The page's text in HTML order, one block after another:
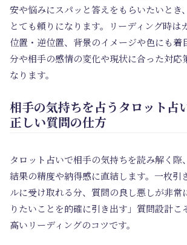
安や悩みにスパッと答えをもらいたいとき
とても頼りになります。リーディング時は
位置・逆位置、背景のイメージや色にも着
分や相手の感情の変化や現状に合った対応
なります。
相手の気持ちを占うタロット占
正しい質問の仕方
タロット占いで相手の気持ちを読み解く際
結果の精度や納得感に直結します。一枚引
ルに受け取れる分、質問の良し悪しが非常
りたいことを的確に引き出す」質問設計こ
高いリーディングのコツです。